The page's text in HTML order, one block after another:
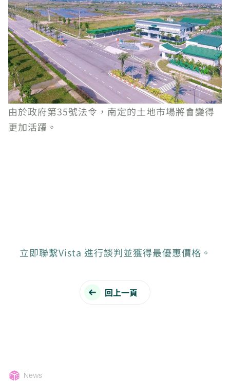
由於政府第35號法令，南定的土地市場將會變得
更加活躍。
立即聯繫Vista 進行談判並獲得最優惠價格。
回上一頁
News